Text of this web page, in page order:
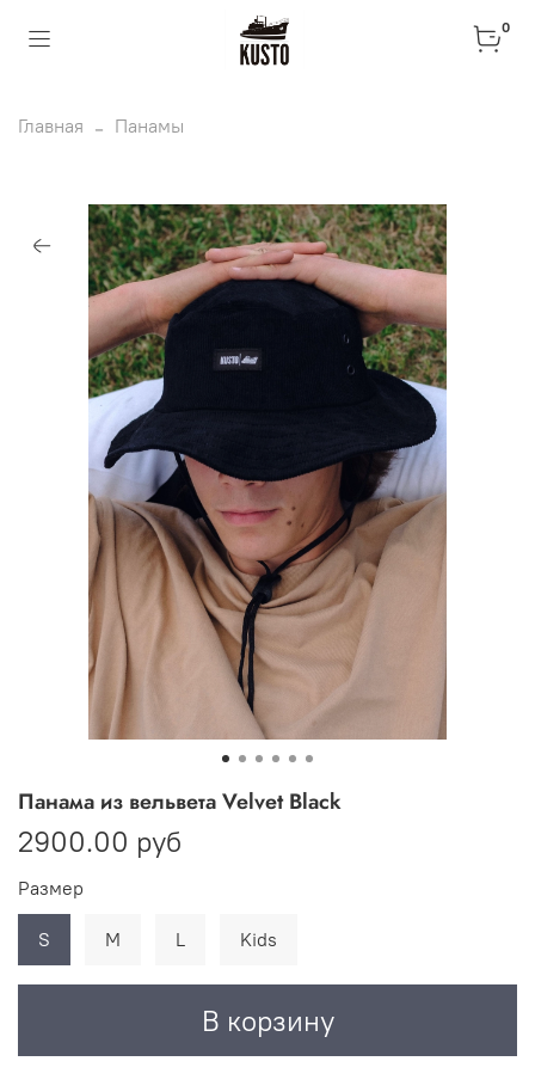
0
Главная Панамы
Панама из вельвета Velvet Black
2900.00 руб
В корзину
Размер
S M L Kids